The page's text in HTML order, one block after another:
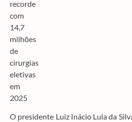
O presidente Luiz Inácio Lula da